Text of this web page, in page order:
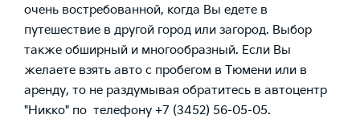
очень востребованной, когда Вы едете в
путешествие в другой город или загород. Выбор
также обширный и многообразный. Если Вы
желаете взять авто с пробегом в Тюмени или в
аренду, то не раздумывая обратитесь в автоцентр
"Никко" по телефону +7 (3452) 56-05-05.